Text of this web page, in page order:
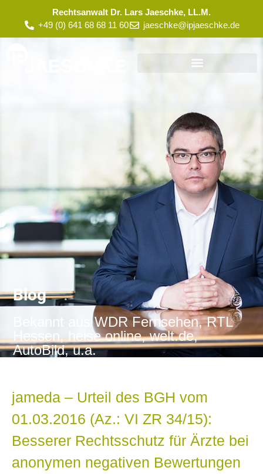
Rechtsanwalt Dr. Lars Jaeschke, LL.M.
+49 (0) 641 68 68 11 60
jaeschke@ipjaeschke.de
Blog
Bekannt aus WDR Fernsehen, RTL
Hessen, heise online, welt.de,
AutoBild, u.a.
jameda – Urteil des BGH vom
01.03.2016 (Az.: VI ZR 34/15):
Besserer Rechtsschutz für Ärzte bei
anonymen negativen Bewertungen